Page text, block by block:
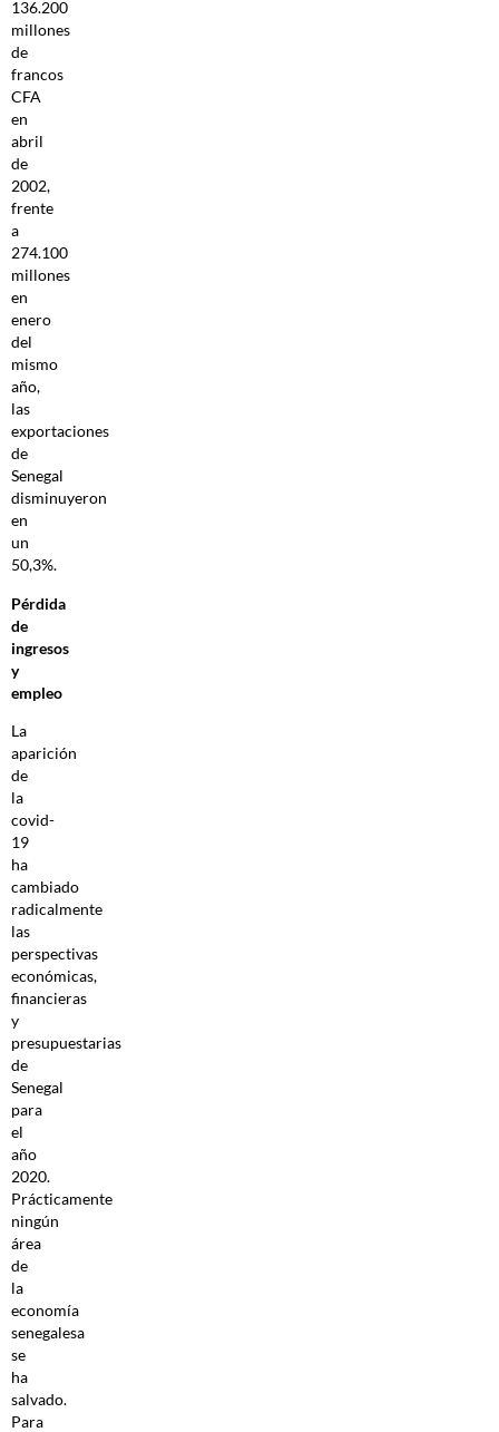
136.200
millones
de
francos
CFA
en
abril
de
2002,
frente
a
274.100
millones
en
enero
del
mismo
año,
las
exportaciones
de
Senegal
disminuyeron
en
un
50,3%.
Pérdida
de
ingresos
y
empleo
La
aparición
de
la
covid-
19
ha
cambiado
radicalmente
las
perspectivas
económicas,
financieras
y
presupuestarias
de
Senegal
para
el
año
2020.
Prácticamente
ningún
área
de
la
economía
senegalesa
se
ha
salvado.
Para